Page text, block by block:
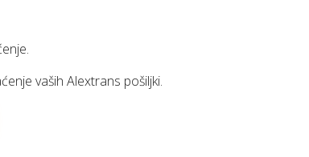
vaših Alextrans pošiljki.